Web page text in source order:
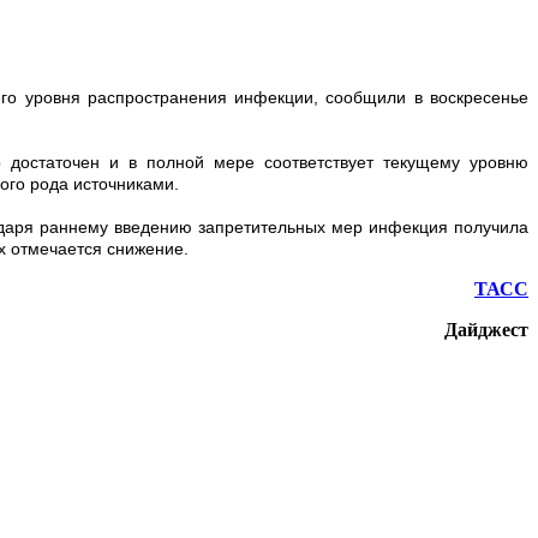
уровня распространения инфекции, сообщили в воскресенье
и в полной мере соответствует текущему уровню
рода источниками.
раннему введению запретительных мер инфекция получила
отмечается снижение.
ТАСС
Дайджест